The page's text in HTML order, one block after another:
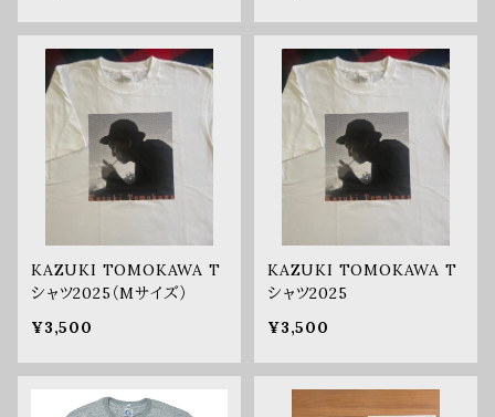
KAZUKI TOMOKAWA T
シャツ2025（Mサイズ）
¥3,500
KAZUKI TOMOKAWA T
シャツ2025
¥3,500